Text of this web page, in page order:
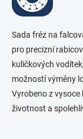
Sada fréz na
pro precizní
kuličkových
možností výměny
Vyrobeno z
životnost a